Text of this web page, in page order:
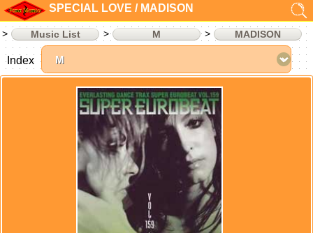
SPECIAL LOVE / MADISON
Music List M MADISON
Index